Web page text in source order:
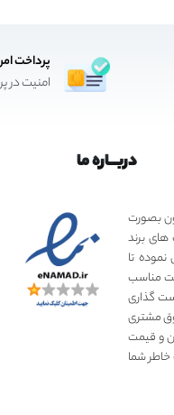
پرداخت
امنیت در
دربـــاره ما
۳۶۰ از سال 1398 تا کنون بصورت
برند
تا
مناسب
گذاری
به حقوق مشتری
و قیمت
شما